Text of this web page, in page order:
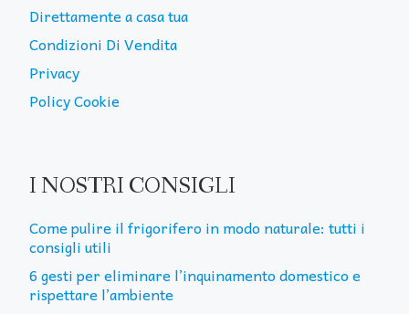
Direttamente a casa tua
Condizioni Di Vendita
Privacy
Policy Cookie
I NOSTRI CONSIGLI
Come pulire il frigorifero in modo naturale: tutti i
consigli utili
6 gesti per eliminare l’inquinamento domestico e
rispettare l’ambiente